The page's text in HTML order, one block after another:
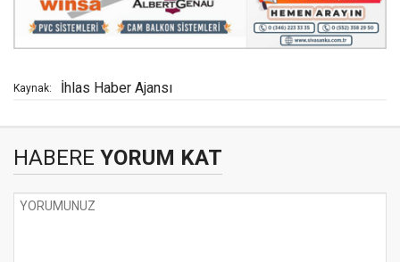
Kaynak: İhlas Haber Ajansı
HABERE YORUM KAT